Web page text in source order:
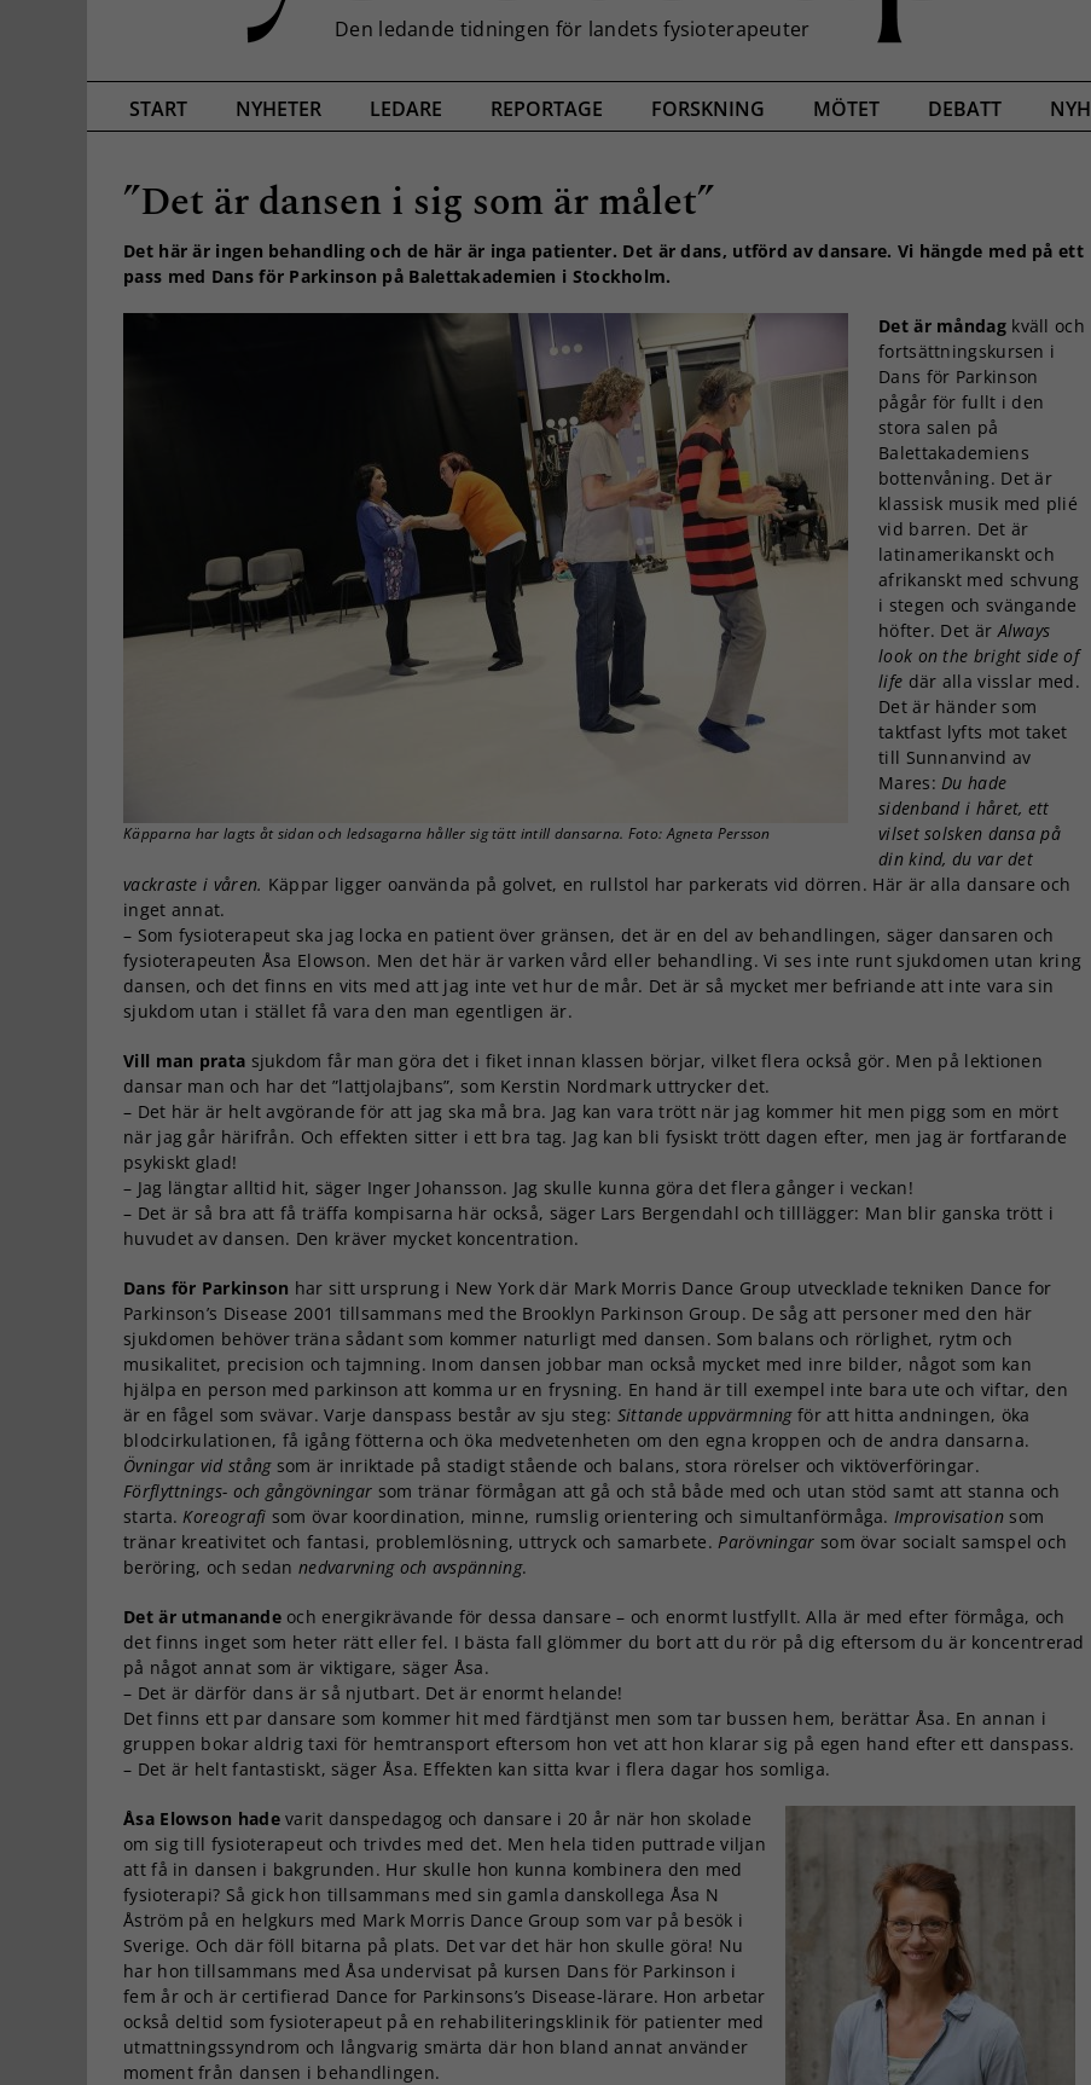
START NYHETER LEDARE REPORTAGE FORSKNING MÖTET DEBATT
”Det är dansen i sig som är målet”
Det här är ingen behandling och de här är inga patienter. Det är dans, utförd av dansare. Vi hängde med på ett
pass med Dans för Parkinson på Balettakademien i Stockholm.
Käpparna har lagts åt sidan och ledsagarna håller sig tätt intill dansarna. Foto: Agneta Persson
Det är måndagkväll och
fortsättningskursen i
Dans för Parkinson
pågår för fullt i den
stora salen på
Balettakademiens
bottenvåning. Det är
klassisk musik med plié
vid barren. Det är
latinamerikanskt och
afrikanskt med schvung
i stegen och svängande
höfter. Det är Always
look on the bright side of
life där alla visslar med.
Det är händer som
taktfast lyfts mot taket
till Sunnanvind av
Mares: Du hade
sidenband i håret, ett
vilset solsken dansa på
din kind, du var det
vackraste i våren. Käppar ligger oanvända på golvet, en rullstol har parkerats vid dörren. Här är alla dansare och
inget annat.
– Som fysioterapeut ska jag locka en patient över gränsen, det är en del av behandlingen, säger dansaren och
fysioterapeuten Åsa Elowson. Men det här är varken vård eller behandling. Vi ses inte runt sjukdomen utan kring
dansen, och det finns en vits med att jag inte vet hur de mår. Det är så mycket mer befriande att inte vara sin
sjukdom utan i stället få vara den man egentligen är.
Vill man prata sjukdom får man göra det i fiket innan klassen börjar, vilket flera också gör. Men på lektionen
dansar man och har det ”lattjolajbans”, som Kerstin Nordmark uttrycker det.
– Det här är helt avgörande för att jag ska må bra. Jag kan vara trött när jag kommer hit men pigg som en mört
när jag går härifrån. Och effekten sitter i ett bra tag. Jag kan bli fysiskt trött dagen efter, men jag är fortfarande
psykiskt glad!
– Jag längtar alltid hit, säger Inger Johansson. Jag skulle kunna göra det flera gånger i veckan!
– Det är så bra att få träffa kompisarna här också, säger Lars Bergendahl och tilllägger: Man blir ganska trött i
huvudet av dansen. Den kräver mycket koncentration.
Dans för Parkinson har sitt ursprung i New York där Mark Morris Dance Group utvecklade tekniken Dance for
Parkinson’s Disease 2001 tillsammans med the Brooklyn Parkinson Group. De såg att personer med den här
sjukdomen behöver träna sådant som kommer naturligt med dansen. Som balans och rörlighet, rytm och
musikalitet, precision och tajmning. Inom dansen jobbar man också mycket med inre bilder, något som kan
hjälpa en person med parkinson att komma ur en frysning. En hand är till exempel inte bara ute och viftar, den
är en fågel som svävar. Varje danspass består av sju steg: Sittande uppvärmningför att hitta andningen, öka
blodcirkulationen, få igång fötterna och öka medvetenheten om den egna kroppen och de andra dansarna.
Övningar vid stångsom är inriktade på stadigt stående och balans, stora rörelser och viktöverföringar.
Förflyttnings- och gångövningar som tränar förmågan att gå och stå både med och utan stöd samt att stanna och
starta. Koreografi som övar koordination, minne, rumslig orientering och simultanförmåga. Improvisationsom
tränar kreativitet och fantasi, problemlösning, uttryck och samarbete. Parövningar som övar socialt samspel och
beröring, och sedannedvarvning och avspänning.
Det är utmanandeoch energikrävande för dessa dansare – och enormt lustfyllt. Alla är med efter förmåga, och
det finns inget som heter rätt eller fel. I bästa fall glömmer du bort att du rör på dig eftersom du är koncentrerad
på något annat som är viktigare, säger Åsa.
– Det är därför dans är så njutbart. Det är enormt helande!
Det finns ett par dansare som kommer hit med färdtjänst men som tar bussen hem, berättar Åsa. En annan i
gruppen bokar aldrig taxi för hemtransport eftersom hon vet att hon klarar sig på egen hand efter ett danspass.
– Det är helt fantastiskt, säger Åsa. Effekten kan sitta kvar i flera dagar hos somliga.
Åsa Elowson hadevarit danspedagog och dansare i 20 år när hon skolade
om sig till fysioterapeut och trivdes med det. Men hela tiden puttrade viljan
att få in dansen i bakgrunden. Hur skulle hon kunna kombinera den med
fysioterapi? Så gick hon tillsammans med sin gamla danskollega Åsa N
Åström på en helgkurs med Mark Morris Dance Group som var på besök i
Sverige. Och där föll bitarna på plats. Det var det här hon skulle göra! Nu
har hon tillsammans med Åsa undervisat på kursen Dans för Parkinson i
fem år och är certifierad Dance for Parkinsons’s Disease-lärare. Hon arbetar
också deltid som fysioterapeut på en rehabiliteringsklinik för patienter med
utmattningssyndrom och långvarig smärta där hon bland annat använder
moment från dansen i behandlingen.